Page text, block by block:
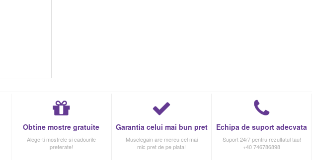
Obtine mostre gratuite
Alege-ti mostrele si cadourile
preferate!
Garantia celui mai bun pret
Musclegain are mereu cel mai
mic pret de pe piata!
Echipa de suport adecvata
Suport 24/7 pentru rezultatul tau!
+40 746786898